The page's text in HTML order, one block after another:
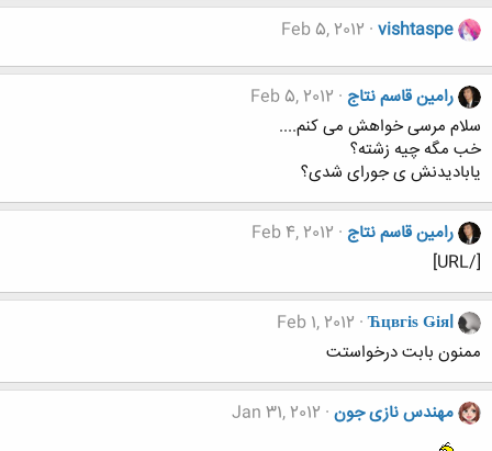
vishtaspe
Feb 5, 2012
رامین قاسم نتاج Feb 5, 2012
سلام مرسی خواهش می کنم....
خب مگه چیه زشته؟
یابادیدنش ی جورای شدی؟
رامین قاسم نتاج Feb 4, 2012
[/URL]
Ћцвгіѕ Ǥіяl
Feb 1, 2012
ممنون بابت درخواستت
مهندس نازی جون Jan 31, 2012